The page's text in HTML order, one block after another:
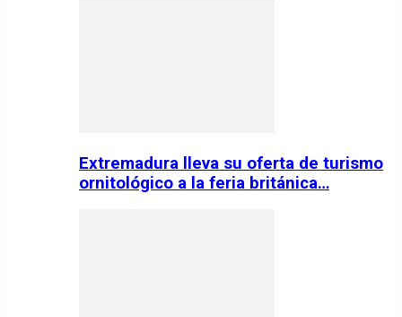
Extremadura lleva su oferta de turismo
ornitológico a la feria británica…